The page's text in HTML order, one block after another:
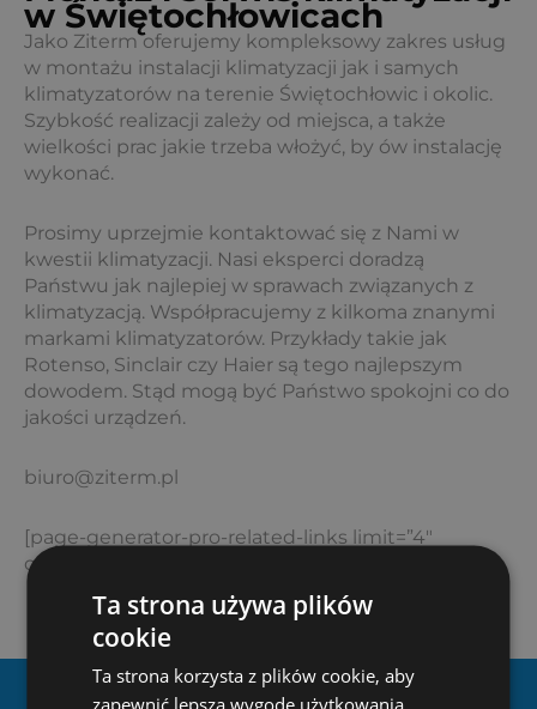
w Świętochłowicach
Jako Ziterm oferujemy kompleksowy zakres usług
w montażu instalacji klimatyzacji jak i samych
klimatyzatorów na terenie Świętochłowic i okolic.
Szybkość realizacji zależy od miejsca, a także
wielkości prac jakie trzeba włożyć, by ów instalację
wykonać.
Prosimy uprzejmie kontaktować się z Nami w
kwestii klimatyzacji. Nasi eksperci doradzą
Państwu jak najlepiej w sprawach związanych z
klimatyzacją. Współpracujemy z kilkoma znanymi
markami klimatyzatorów. Przykłady takie jak
Rotenso, Sinclair czy Haier są tego najlepszym
dowodem. Stąd mogą być Państwo spokojni co do
jakości urządzeń.
biuro@ziterm.pl
[page-generator-pro-related-links limit=”4″
orderby=”rand” order=”asc” group_id=”688″]
Ta strona używa plików
cookie
Ta strona korzysta z plików cookie, aby
zapewnić lepszą wygodę użytkowania.